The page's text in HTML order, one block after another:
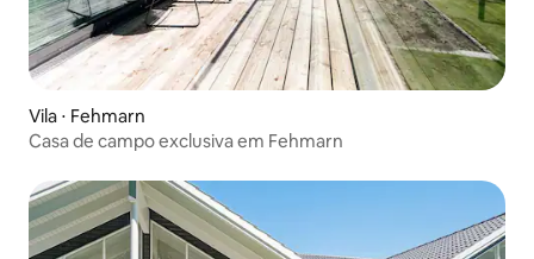
Vila ⋅ Fehmarn
Casa de campo exclusiva em Fehmarn